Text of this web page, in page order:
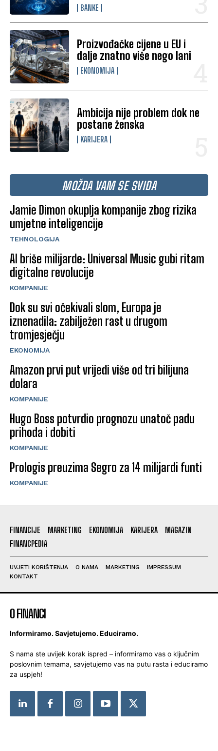
BANKE
Proizvođačke cijene u EU i
dalje znatno više nego lani
EKONOMIJA
Ambicija nije problem dok ne
postane ženska
KARIJERA
MOŽDA VAM SE SVIĐA
Jamie Dimon okuplja kompanije zbog rizika
umjetne inteligencije
TEHNOLOGIJA
AI briše milijarde: Universal Music gubi ritam
digitalne revolucije
KOMPANIJE
Dok su svi očekivali slom, Europa je
iznenadila: zabilježen rast u drugom
tromjesječju
EKONOMIJA
Amazon prvi put vrijedi više od tri bilijuna
dolara
KOMPANIJE
Hugo Boss potvrdio prognozu unatoč padu
prihoda i dobiti
KOMPANIJE
Prologis preuzima Segro za 14 milijardi funti
KOMPANIJE
FINANCIJE MARKETING EKONOMIJA KARIJERA
MAGAZIN
FINANCPEDIA
UVJETI KORIŠTENJA O NAMA MARKETING
IMPRESSUM
KONTAKT
O FINANCI
Informiramo. Savjetujemo. Educiramo.
S nama ste uvijek korak ispred – informiramo vas o ključnim
poslovnim temama, savjetujemo vas na putu rasta i educiramo
za uspjeh!